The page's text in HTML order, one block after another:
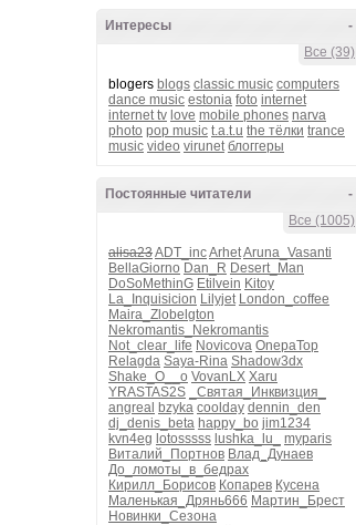
-
Интересы
Все (39)
blogers blogs classic music computers
dance music estonia foto internet
internet tv love mobile phones narva
photo pop music t.a.t.u the тёлки trance
music video virunet блоггеры
-
Постоянные читатели
Все (1005)
alisa23ADT_incArhetAruna_Vasanti
BellaGiorno Dan_R Desert_Man
DoSoMethinG Etilvein Kitoy
La_Inquisicion Lilyjet London_coffee
Maira_Zlobelgton
Nekromantis_Nekromantis
Not_clear_life Novicova OnepaTop
Relagda Saya-Rina Shadow3dx
Shake_O__o VovanLX Xaru
YRASTAS2S
_Святая_Инквизция_
angreal bzyka coolday dennin_den
dj_denis_beta happy_bo jim1234
kvn4eg lotosssss lushka_lu_
myparis
Виталий_Портнов Влад_Дунаев
До_ломоты_в_бедрах
Кирилл_Борисов Копарев Кусена
Маленькая_Дрянь666 Мартин_Брест
Новинки_Сезона